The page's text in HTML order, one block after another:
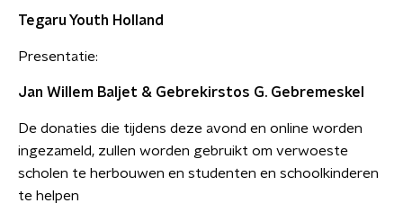
Tegaru Youth Holland
Presentatie:
Jan Willem Baljet & Gebrekirstos G. Gebremeskel
De donaties die tijdens deze avond en online worden
ingezameld, zullen worden gebruikt om verwoeste
scholen te herbouwen en studenten en schoolkinderen
te helpen